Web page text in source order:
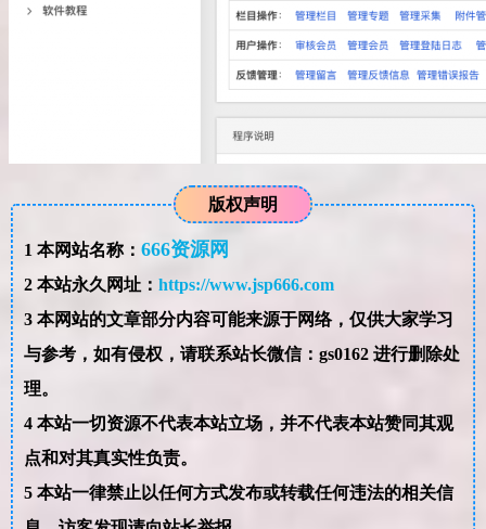
版权声明
1 本网站名称： 666资源网
2本站永久网址： https://www.jsp666.com
3本网站的文章部分内容可能来源于网络，仅供大家学习
与参考，如有侵权，请联系站长微信：gs0162 进行删除处
理。
4本站一切资源不代表本站立场，并不代表本站赞同其观
点和对其真实性负责。
5本站一律禁止以任何方式发布或转载任何违法的相关信